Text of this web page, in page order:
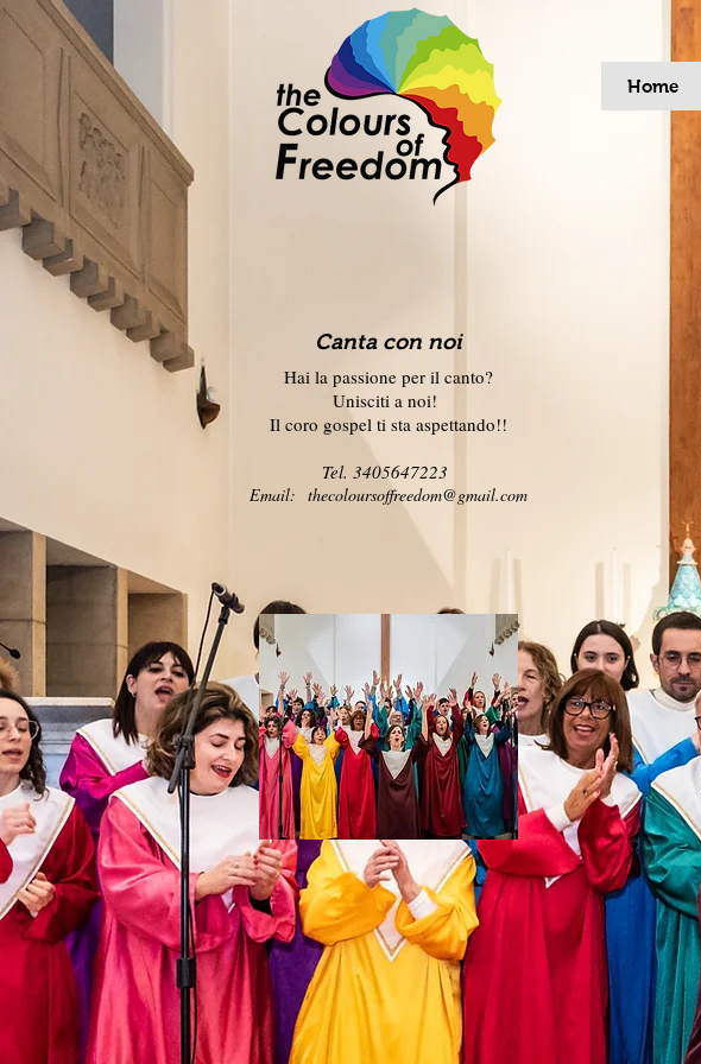
Home
Canta con noi
Hai la passione per il canto?
Unisciti a noi!
Il coro gospel ti sta aspettando!!
Tel. 3405647223
Email: thecoloursoffreedom@gmail.com